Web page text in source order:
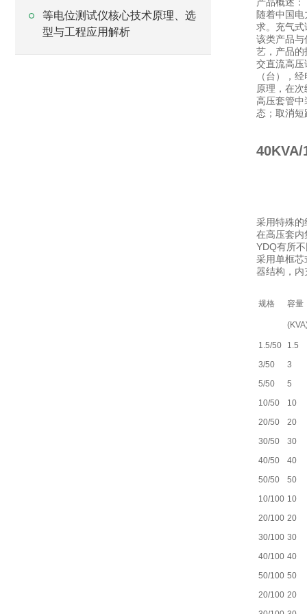
等电位测试仪核心技术原理、选
型与工程应用解析
随着中国
求。充气式
该类产品与
艺，产品的
交直流高压
（台），
原理，在
高压套管中
态；取消
40KVA/
采用特殊的
在高压套内
YDQ有所
采用单框
器结构，
规格 容量
1.5/50
1.5
3/50
3
5/50
5
10/50
10
20/50
20
30/50
30
40/50
40
50/50
50
10/100 10
20/100 20
30/100 30
40/100 40
50/100 50
20/100 20